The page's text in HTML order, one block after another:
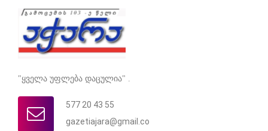
"ყველა უფლება დაცულია" .
577 20 43 55
gazetiajara@gmail.co